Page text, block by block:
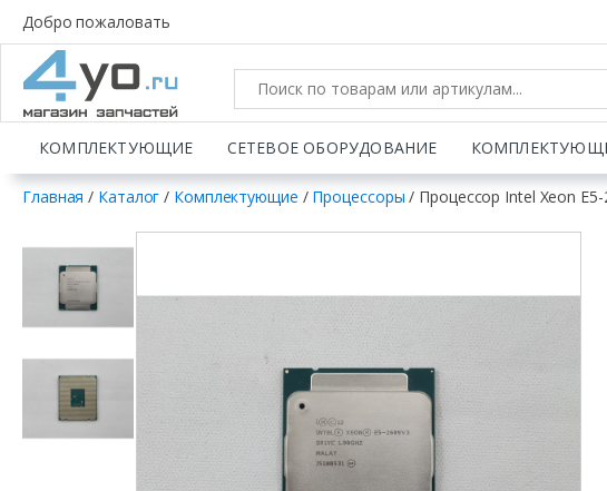
Добро пожаловать
КОМПЛЕКТУЮЩИЕ СЕТЕВОЕ ОБОРУДОВАНИЕ
Главная / Каталог / Комплектующие / Процессоры / Процессор Intel Xeon E5-